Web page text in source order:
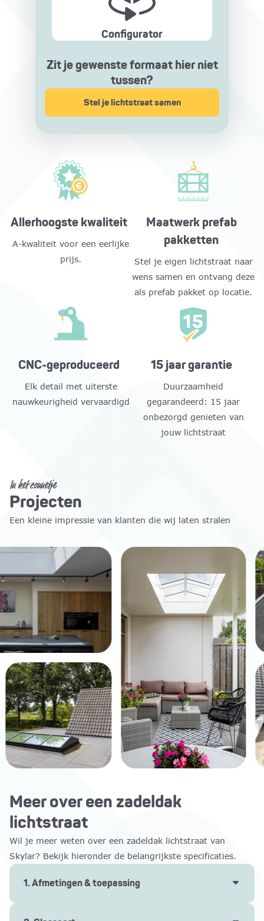
Configurator
Zit je gewenste formaat hier niet
tussen?
Stel je lichtstraat samen
Allerhoogste kwaliteit
A-kwaliteit voor een eerlijke
prijs.
Maatwerk prefab
pakketten
Stel je eigen lichtstraat naar
wens samen en ontvang deze
als prefab pakket op locatie.
CNC-geproduceerd
Elk detail met uiterste
nauwkeurigheid vervaardigd
15 jaar garantie
Duurzaamheid
gegarandeerd: 15 jaar
onbezorgd genieten van
jouw lichtstraat
In het zonnetje
Projecten
Een kleine impressie van klanten die wij laten stralen
Meer over een zadeldak
lichtstraat
Wil je meer weten over een zadeldak lichtstraat van
Skylar? Bekijk hieronder de belangrijkste specificaties.
1. Afmetingen & toepassing